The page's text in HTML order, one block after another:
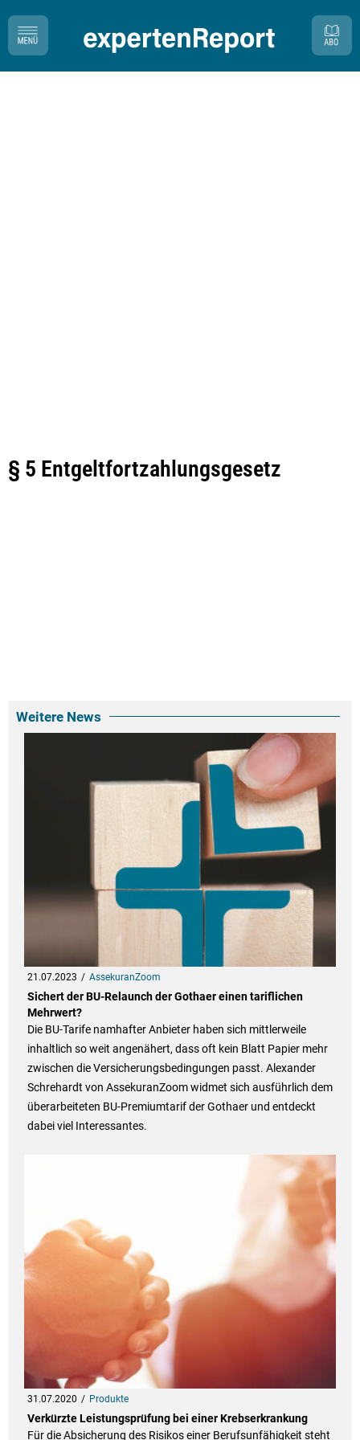
§ 5 Entgeltfortzahlungsgesetz
Weitere News
21.07.2023 AssekuranZoom
Sichert der BU-Relaunch der Gothaer einen tariflichen
Mehrwert?
Die BU-Tarife namhafter Anbieter haben sich mittlerweile
inhaltlich so weit angenähert, dass oft kein Blatt Papier mehr
zwischen die Versicherungsbedingungen passt. Alexander
Schrehardt von AssekuranZoom widmet sich ausführlich dem
überarbeiteten BU-Premiumtarif der Gothaer und entdeckt
dabei viel Interessantes.
31.07.2020 Produkte
Verkürzte Leistungsprüfung bei einer Krebserkrankung
Für die Absicherung des Risikos einer Berufsunfähigkeit steht